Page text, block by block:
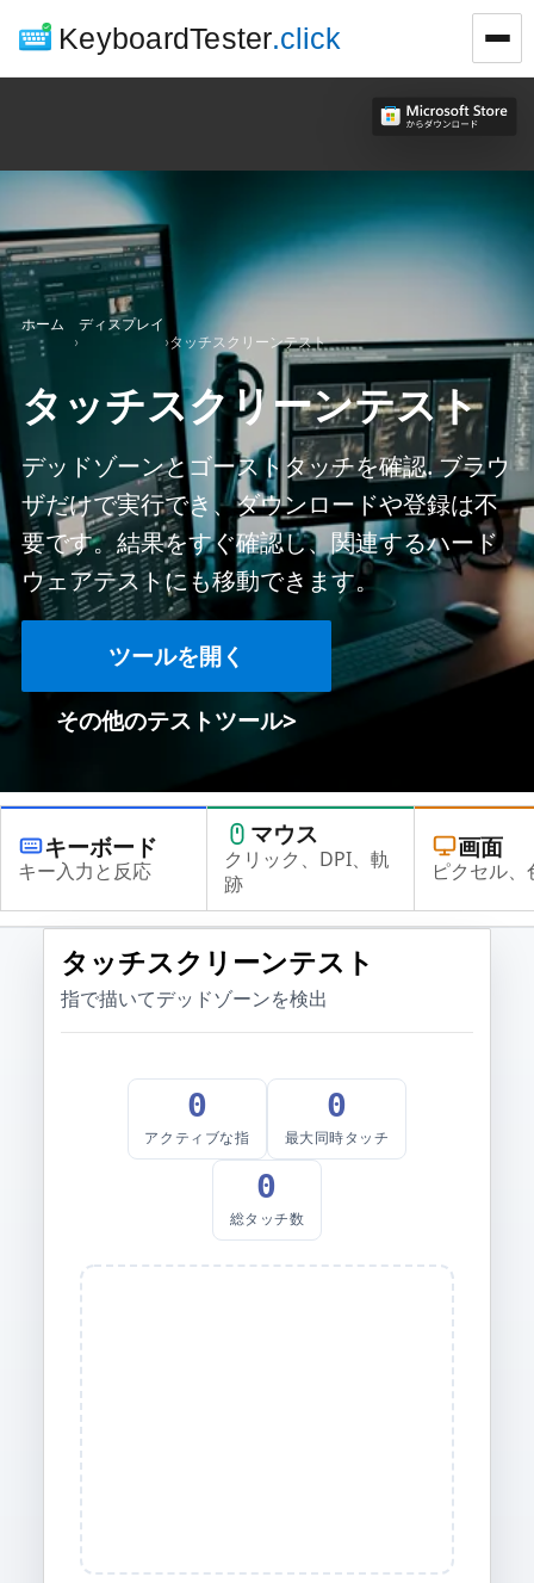
KeyboardTester.click
ホーム
›
ディスプレイ
›タッチスクリーンテスト
タッチスクリーンテスト
デッドゾーンとゴーストタッチを確認. ブラウ
ザだけで実行でき、ダウンロードや登録は不
要です。結果をすぐ確認し、関連するハード
ウェアテストにも移動できます。
ツールを開く
その他のテストツール>
キーボード
キー入力と反応
マウス
クリック、DPI、軌
跡
画面
ピクセル
タッチスクリーンテスト
指で描いてデッドゾーンを検出
0
アクティブな指
0
最大同時タッチ
0
総タッチ数